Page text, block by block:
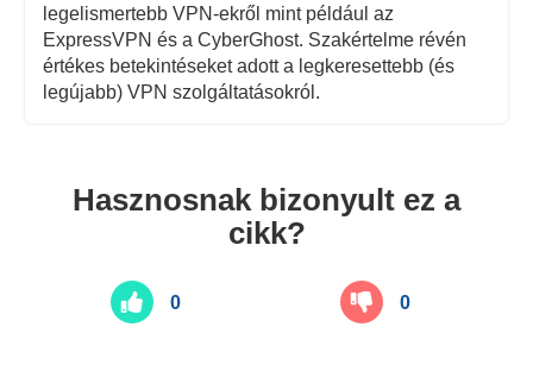
legelismertebb VPN-ekről mint például az
ExpressVPN és a CyberGhost. Szakértelme révén
értékes betekintéseket adott a legkeresettebb (és
legújabb) VPN szolgáltatásokról.
Hasznosnak bizonyult ez a
cikk?
0 0